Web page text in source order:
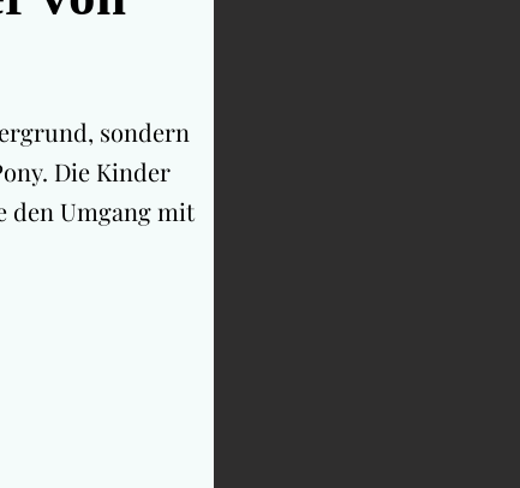
sondern
Die Kinder
den Umgang mit